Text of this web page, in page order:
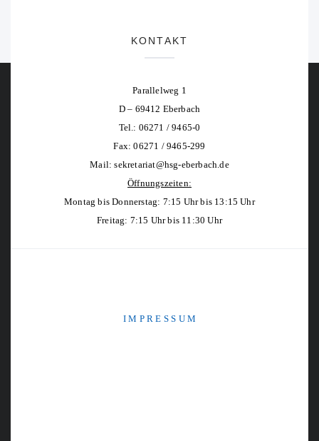
KONTAKT
Parallelweg 1
D – 69412 Eberbach
Tel.: 06271 / 9465-0
Fax: 06271 / 9465-299
Mail:sekretariat@hsg-eberbach.de
Öffnungszeiten:
Montag bis Donnerstag: 7:15 Uhr bis 13:15 Uhr
Freitag: 7:15 Uhr bis 11:30 Uhr
I M P R E S S U M